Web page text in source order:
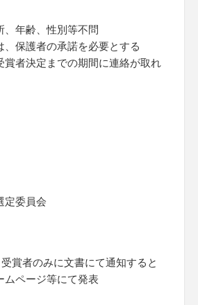
、年齢、性別等不問
保護者の承諾を必要とする
者決定までの期間に連絡が取れ
定委員会
賞者のみに文書にて通知すると
ムページ等にて発表